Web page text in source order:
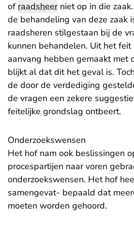
ofraadsheerniet op in die
de behandeling van deze zaak
raadsheren stilgestaan bij de
kunnen behandelen. Uit het feit
aanvang hebben gemaakt met
blijkt al dat dit het geval is.
de door de verdediging
de vragen een zekere
feitelijke grondslag ontbeert.
Onderzoekswensen
Het hof nam ook beslissingen
procespartijen naar voren
onderzoekswensen. Het hof
samengevat- bepaald dat
moeten worden gehoord.